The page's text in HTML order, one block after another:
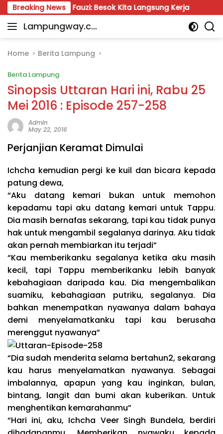
Skip
to
content
Breaking News
Wahrul Fauzi: Besok Kita Langsung Kerja Munir:
Lampungway.co
Portal
Daerah
Terpercaya
dan
Terupdate
Home Berita Lampung
Berita Lampung
Sinopsis Uttaran Hari ini, Rabu 25
Mei 2016 : Episode 257-258
Admin
May 22, 2016
Perjanjian Keramat Dimulai
Ichcha kemudian pergi ke kuil dan bicara kepada
patung dewa,
“Aku datang kemari bukan untuk memohon
kepadamu tapi aku datang kemari untuk Tappu.
Dia masih bernafas sekarang, tapi kau tidak punya
hak untuk mengambil segalanya darinya. Aku tidak
akan pernah membiarkan itu terjadi”
“Kau memberikanku segalanya ketika aku masih
kecil, tapi Tappu memberikanku lebih banyak
kebahagiaan daripada kau. Dia mengembalikan
suamiku, kebahagiaan putriku, segalanya. Dia
bahkan menempatkan nyawanya dalam bahaya
demi menyelamatkanku tapi kau berusaha
merenggut nyawanya”
“Dia sudah menderita selama bertahun2, sekarang
kau harus menyelamatkan nyawanya. Sebagai
imbalannya, apapun yang kau inginkan, bulan,
bintang, langit dan bumi akan kuberikan. Untuk
menghentikan kemarahanmu”
“Hari ini, aku, Ichcha Veer Singh Bundela, berdiri